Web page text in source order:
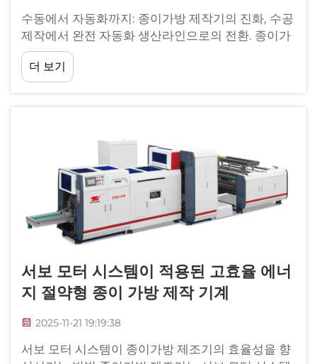
수동에서 자동화까지: 종이가방 제작기의 진화, 수공
제작에서 완전 자동화 생산라인으로의 전환. 종이가
방 기계는 단순한 수공 도구로 시작했던 초창기와 비
교해 지금까지 긴 여정을 걸어왔습니다. 19세기 초
반...
더 보기
서보 모터 시스템이 적용된 고효율 에너
지 절약형 종이 가방 제작 기계
2025-11-21 19:19:38
서보 모터 시스템이 종이가방 제조기의 효율성을 향